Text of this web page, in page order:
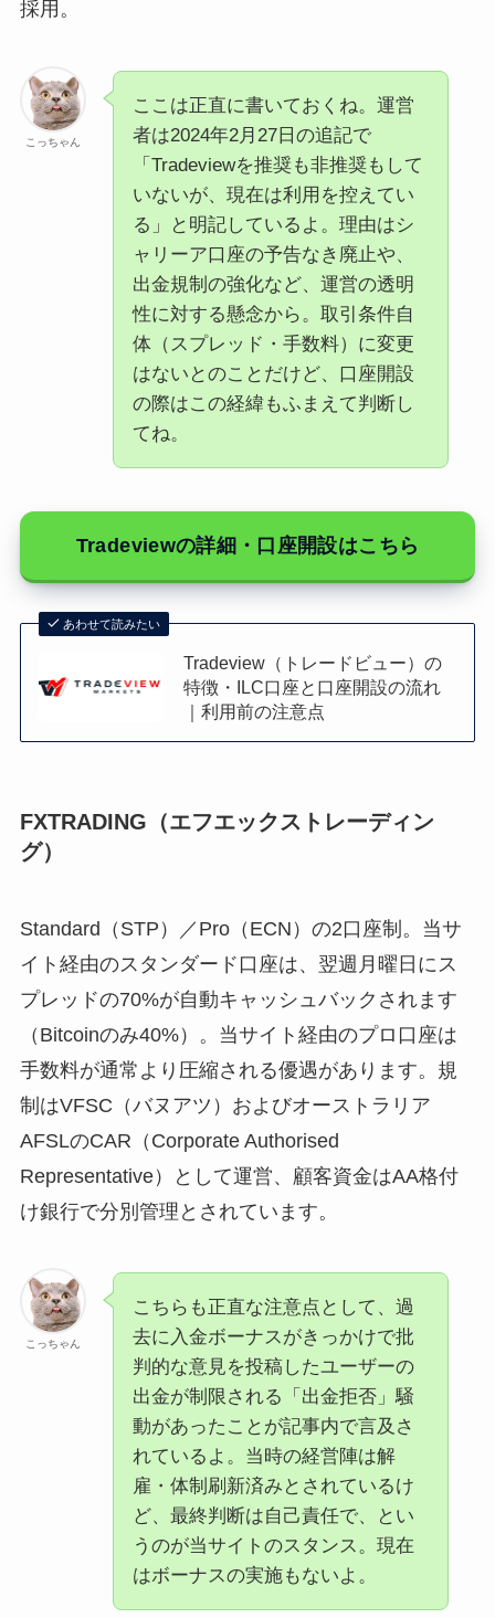
採用。
こっちゃん
ここは正直に書いておくね。運営
者は2024年2月27日の追記で
「Tradeviewを推奨も非推奨もして
いないが、現在は利用を控えてい
る」と明記しているよ。理由はシ
ャリーア口座の予告なき廃止や、
出金規制の強化など、運営の透明
性に対する懸念から。取引条件自
体（スプレッド・手数料）に変更
はないとのことだけど、口座開設
の際はこの経緯もふまえて判断し
てね。
Tradeviewの詳細・口座開設はこちら
あわせて読みたい
Tradeview（トレードビュー）の
特徴・ILC口座と口座開設の流れ
｜利用前の注意点
FXTRADING（エフエックストレーディン
グ）
Standard（STP）／Pro（ECN）の2口座制。当サ
イト経由のスタンダード口座は、翌週月曜日にス
プレッドの70%が自動キャッシュバックされます
（Bitcoinのみ40%）。当サイト経由のプロ口座は
手数料が通常より圧縮される優遇があります。規
制はVFSC（バヌアツ）およびオーストラリア
AFSLのCAR（Corporate Authorised
Representative）として運営、顧客資金はAA格付
け銀行で分別管理とされています。
こっちゃん
こちらも正直な注意点として、過
去に入金ボーナスがきっかけで批
判的な意見を投稿したユーザーの
出金が制限される「出金拒否」騒
動があったことが記事内で言及さ
れているよ。当時の経営陣は解
雇・体制刷新済みとされているけ
ど、最終判断は自己責任で、とい
うのが当サイトのスタンス。現在
はボーナスの実施もないよ。